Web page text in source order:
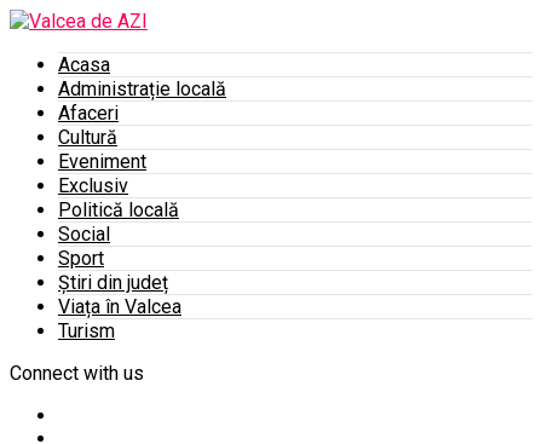
Acasa
Administrație locală
Afaceri
Cultură
Eveniment
Exclusiv
Politică locală
Social
Sport
Știri din județ
Viața în Valcea
Turism
Connect with us